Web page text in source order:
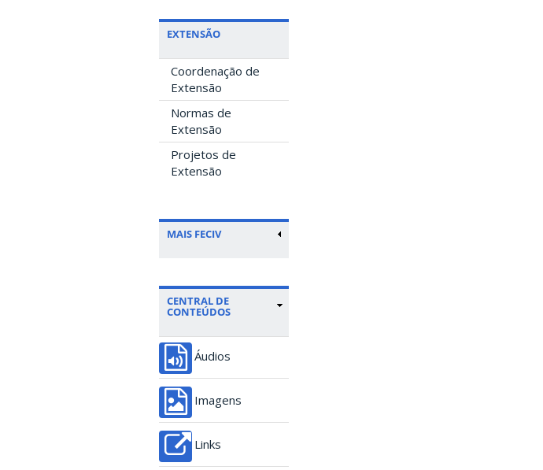
EXTENSÃO
Coordenação de
Extensão
Normas de
Extensão
Projetos de
Extensão
MAIS FECIV
CENTRAL DE
CONTEÚDOS
Áudios
Imagens
Links